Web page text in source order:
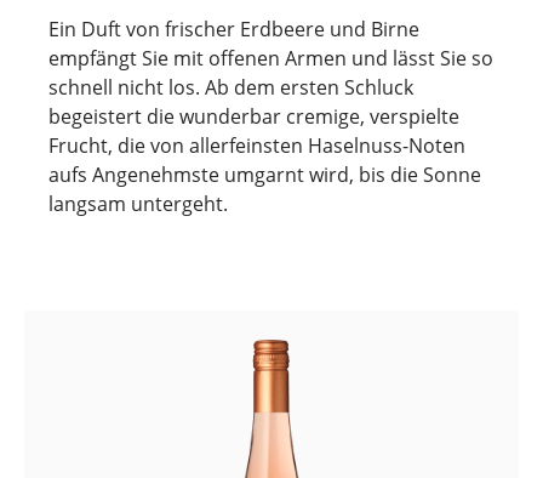
Ein Duft von frischer Erdbeere und Birne
empfängt Sie mit offenen Armen und lässt Sie so
schnell nicht los. Ab dem ersten Schluck
begeistert die wunderbar cremige, verspielte
Frucht, die von allerfeinsten Haselnuss-Noten
aufs Angenehmste umgarnt wird, bis die Sonne
langsam untergeht.